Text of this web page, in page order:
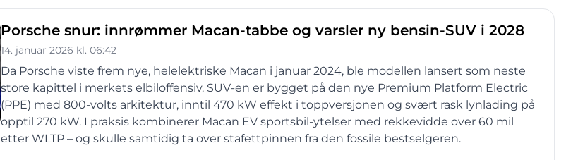
Porsche snur: innrømmer Macan-tabbe og varsler ny bensin-SUV i 2028
14. januar 2026 kl. 06:42
Da Porsche viste frem nye, helelektriske Macan i januar 2024, ble modellen lansert som neste
store kapittel i merkets elbiloffensiv. SUV-en er bygget på den nye Premium Platform Electric
(PPE) med 800-volts arkitektur, inntil 470 kW effekt i toppversjonen og svært rask lynlading på
opptil 270 kW. I praksis kombinerer Macan EV sportsbil-ytelser med rekkevidde over 60 mil
etter WLTP – og skulle samtidig ta over stafettpinnen fra den fossile bestselgeren.